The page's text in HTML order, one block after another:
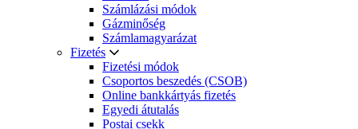
Számlázási módok
Gázminőség
Számlamagyarázat
Fizetés
Fizetési módok
Csoportos beszedés (CSOB)
Online bankkártyás fizetés
Egyedi átutalás
Postai csekk